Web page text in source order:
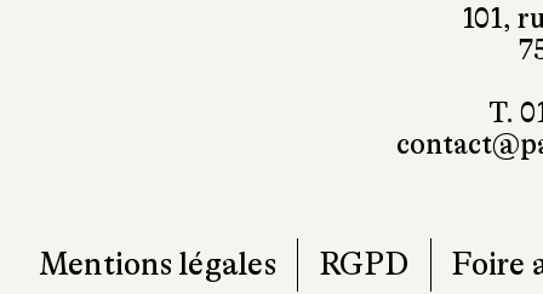
101,
T.
Mentions légales RGPD Foire